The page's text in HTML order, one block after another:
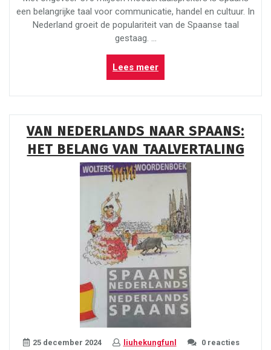
een belangrijke taal voor communicatie, handel en cultuur. In
Nederland groeit de populariteit van de Spaanse taal
gestaag. …
Lees meer“De
groeiende
populariteit
Spaanse
taal
in
Nederland”
VAN NEDERLANDS NAAR SPAANS:
HET BELANG VAN TAALVERTALING
25 december 2024 liuhekungfunl 0 reacties